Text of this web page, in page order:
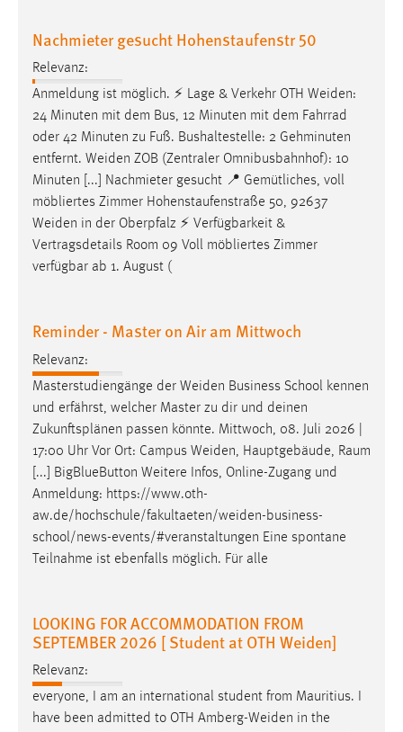
Nachmieter gesucht Hohenstaufenstr 50
Relevanz:
Anmeldung ist möglich. ⚡ Lage & Verkehr OTH Weiden:
24 Minuten mit dem Bus, 12 Minuten mit dem Fahrrad
oder 42 Minuten zu Fuß. Bushaltestelle: 2 Gehminuten
entfernt. Weiden ZOB (Zentraler Omnibusbahnhof): 10
Minuten [...] Nachmieter gesucht 📍 Gemütliches, voll
möbliertes Zimmer Hohenstaufenstraße 50, 92637
Weiden in der Oberpfalz ⚡ Verfügbarkeit &
Vertragsdetails Room 09 Voll möbliertes Zimmer
verfügbar ab 1. August (
Reminder - Master on Air am Mittwoch
Relevanz:
Masterstudiengänge der Weiden Business School kennen
und erfährst, welcher Master zu dir und deinen
Zukunftsplänen passen könnte. Mittwoch, 08. Juli 2026 |
17:00 Uhr Vor Ort: Campus Weiden, Hauptgebäude, Raum
[...] BigBlueButton Weitere Infos, Online-Zugang und
Anmeldung: https://www.oth-
aw.de/hochschule/fakultaeten/weiden-business-
school/news-events/#veranstaltungen Eine spontane
Teilnahme ist ebenfalls möglich. Für alle
LOOKING FOR ACCOMMODATION FROM
SEPTEMBER 2026 [ Student at OTH Weiden]
Relevanz:
everyone, I am an international student from Mauritius. I
have been admitted to OTH Amberg-Weiden in the
Name:
site-language-preference
Zweck:
Das Cookie speichert die gewählte Sprache der Website.
Cookie Laufzeit:
30 Tage
Chat
Name:
Zweck:
Cookie Laufzeit:
MibewSessionID, mibew-chat-frame-style-
5e9dbeb1811c0446 = Sitzungslaufzeit, mibew_locale = 3
Jahre, MIBEW_UserID = 1 Jahr
Login
Name:
fe_user, be_user, be_lastLoginProvider
einloggen zu können.
24 Stunden